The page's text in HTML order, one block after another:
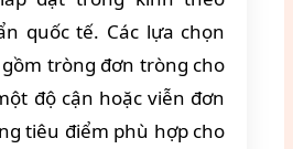
quốc tế. Các lựa chọn
tròng đơn tròng cho
độ cận hoặc viễn đơn
tiêu điểm phù hợp cho